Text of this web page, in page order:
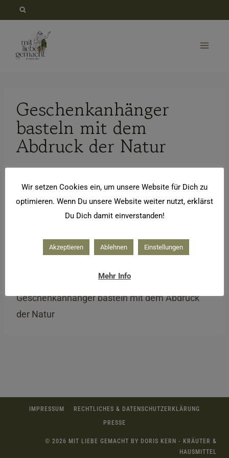
springen
Geschenkanhänger
basteln mit dem
Abdruck der Natur
Geschenkanhänger basteln mit dem Abdruck
der Natur
IMPRESSUM
RECHTLICHES & DATENSCHUTZERKLÄRUNG
PRESSE
© 2026 MIT LIEBE GEMACHT BY DORIS KERN - KRÄUTER &
HAUSMITTEL
Wir setzen Cookies ein, um unsere Website für Dich zu
optimieren. Wenn Du unsere Website weiter nutzt, erklärst
Du Dich damit einverstanden!
Akzeptieren Ablehnen Einstellungen
Mehr Info